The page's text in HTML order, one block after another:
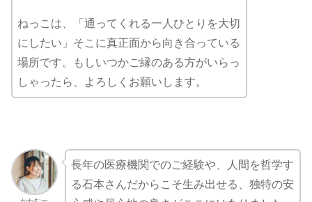
ねっこは、「通ってくれる一人ひとりを大切
にしたい」そこに真正面から向き合っている
場所です。もしいつかご縁のある方がいらっ
しゃったら、よろしくお願いします。
長年の医療機関でのご経験や、人間を哲学す
る石本さんだからこそ生み出せる、独特の安